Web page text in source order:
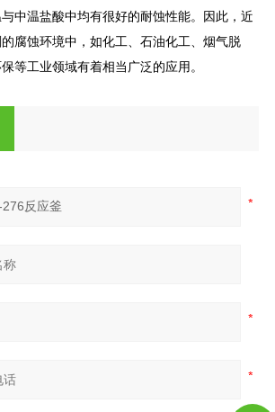
中温盐酸中均有很好的耐蚀性能。因此，近
腐蚀环境中，如化工、石油化工、烟气脱
等工业领域有着相当广泛的应用。